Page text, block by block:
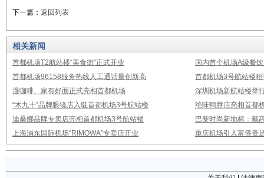
下一篇： 返回列表
相关新闻
首都机场T2航站楼“美食街”正式开业
国内首个机场A级餐
首都机场96158服务热线人工通话量创新高
首都机场3号航站楼
漫咖啡、家有好面正式亮相首都机场
深圳机场新航站楼举
“木九十”品牌眼镜店入驻首都机场3号航站楼
绝味鸭脖店亮相首都
迪桑娜品牌专卖店亮相首都机场3号航站楼
巴黎时尚新地标：戴
上海浦东国际机场“RIMOWA”专卖店开业
重庆机场引入富侨贵